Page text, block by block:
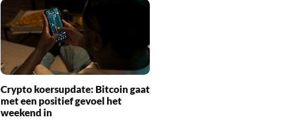
Crypto koersupdate: Bitcoin gaat
met een positief gevoel het
weekend in